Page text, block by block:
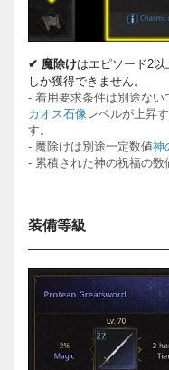
✔ 魔除けはエピソード2以
しか獲得できません。
- 着用要求条件は別途ない
カオス石像レベルが上昇
す。
- 魔除けは別途一定数値神
- 累積された神の祝福の数
装備等級